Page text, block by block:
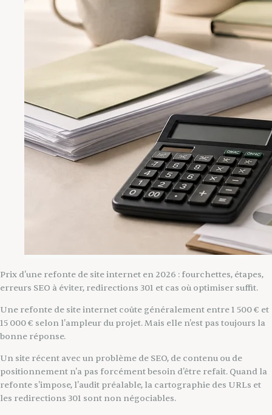
Prix d'une refonte de site internet en 2026 : fourchettes, étapes,
erreurs SEO à éviter, redirections 301 et cas où optimiser suffit.
Une refonte de site internet coûte généralement entre 1 500 € et
15 000 € selon l'ampleur du projet. Mais elle n'est pas toujours la
bonne réponse.
Un site récent avec un problème de SEO, de contenu ou de
positionnement n'a pas forcément besoin d'être refait. Quand la
refonte s'impose, l'audit préalable, la cartographie des URLs et
les redirections 301 sont non négociables.